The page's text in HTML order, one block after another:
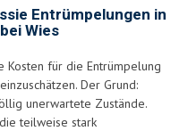
Entrümpelungen in
Wies
Kosten für die Entrümpelung
Der Grund:
unerwartete Zustände.
teilweise stark